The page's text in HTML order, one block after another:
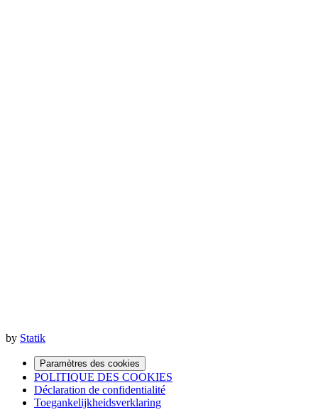
by Statik
Paramètres des cookies
POLITIQUE DES COOKIES
Déclaration de confidentialité
Toegankelijkheidsverklaring